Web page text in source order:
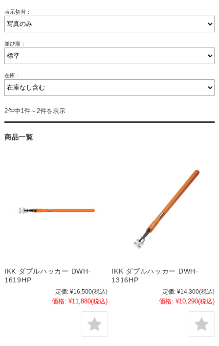
表示切替：
並び順：
在庫：
2件中1件～2件を表示
商品一覧
IKK ダブルハッカー DWH-
1619HP
定価: ¥16,500(税込)
価格: ¥11,880(税込)
IKK ダブルハッカー DWH-
1316HP
定価: ¥14,300(税込)
価格: ¥10,290(税込)